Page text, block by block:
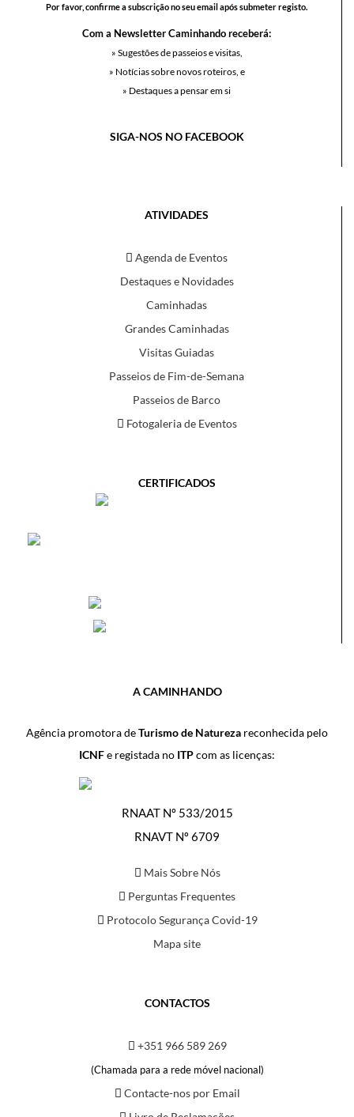
Por favor, confirme a subscrição no seu email após submeter registo.
Com a Newsletter Caminhando receberá:
» Sugestões de passeios e visitas,
» Notícias sobre novos roteiros, e
» Destaques a pensar em si
SIGA-NOS NO FACEBOOK
ATIVIDADES
Agenda de Eventos
Destaques e Novidades
Caminhadas
Grandes Caminhadas
Visitas Guiadas
Passeios de Fim-de-Semana
Passeios de Barco
Fotogaleria de Eventos
CERTIFICADOS
A CAMINHANDO
Agência promotora deTurismo de Natureza reconhecida pelo
ICNFe registada no ITPcom as licenças:
RNAAT Nº 533/2015
RNAVT Nº 6709
Mais Sobre Nós
Perguntas Frequentes
Protocolo Segurança Covid-19
Mapa site
CONTACTOS
+351 966 589 269
(Chamada para a rede móvel nacional)
Contacte-nos por Email